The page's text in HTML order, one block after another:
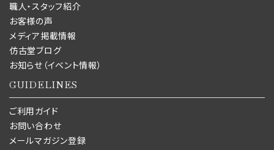
職人・スタッフ紹介
お客様の声
メディア掲載情報
仿古堂ブログ
お知らせ（イベント情報）
GUIDELINES
ご利用ガイド
お問い合わせ
メールマガジン登録